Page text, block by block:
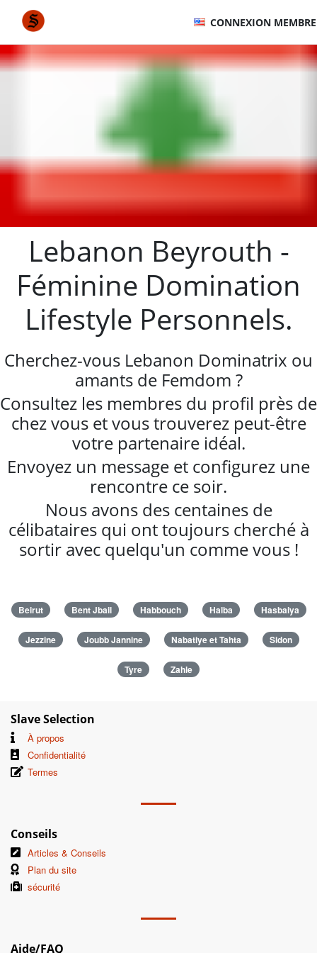
CONNEXION MEMBRE
Lebanon Beyrouth -
Féminine Domination
Lifestyle Personnels.
Cherchez-vous Lebanon Dominatrix ou
amants de Femdom ?
Consultez les membres du profil près de
chez vous et vous trouverez peut-être
votre partenaire idéal.
Envoyez un message et configurez une
rencontre ce soir.
Nous avons des centaines de
célibataires qui ont toujours cherché à
sortir avec quelqu'un comme vous !
Beirut Bent Jbail Habbouch Halba Hasbaiya
Jezzine Joubb Jannine Nabatiye et Tahta Sidon
Tyre Zahle
Slave Selection
À propos
Confidentialité
Termes
Conseils
Articles & Conseils
Plan du site
sécurité
Aide/FAQ